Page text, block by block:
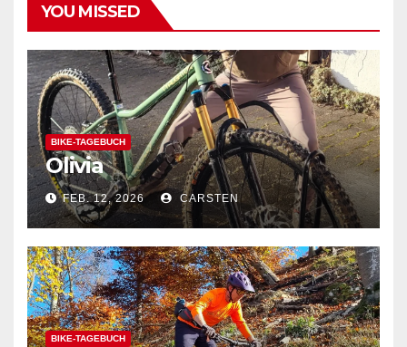
YOU MISSED
BIKE-TAGEBUCH
Olivia
FEB. 12, 2026 CARSTEN
BIKE-TAGEBUCH